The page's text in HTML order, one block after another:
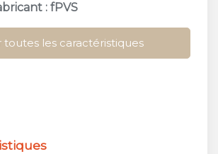
: fPVS
toutes les caractéristiques